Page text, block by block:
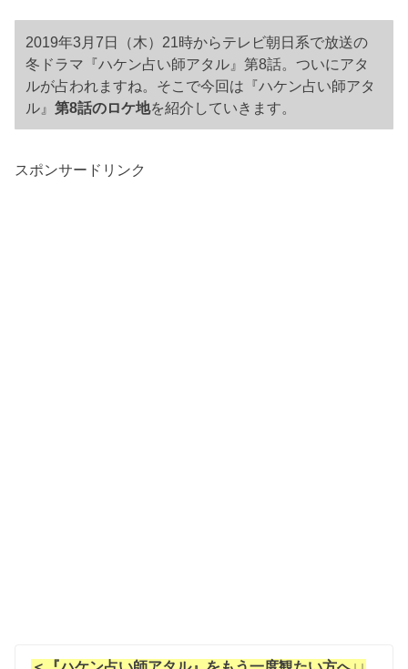
2019年3月7日（木）21時からテレビ朝日系で放送の
冬ドラマ『ハケン占い師アタル』第8話。ついにアタ
ルが占われますね。そこで今回は『ハケン占い師アタ
ル』第8話のロケ地を紹介していきます。
スポンサードリンク